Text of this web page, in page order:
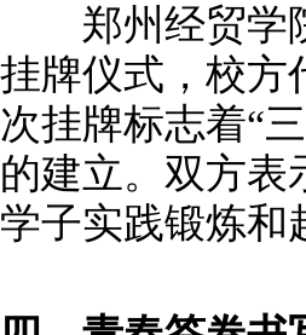
郑州经贸学院
挂牌仪式，校方
次挂牌标志着“
的建立。双方表
学子实践锻炼和